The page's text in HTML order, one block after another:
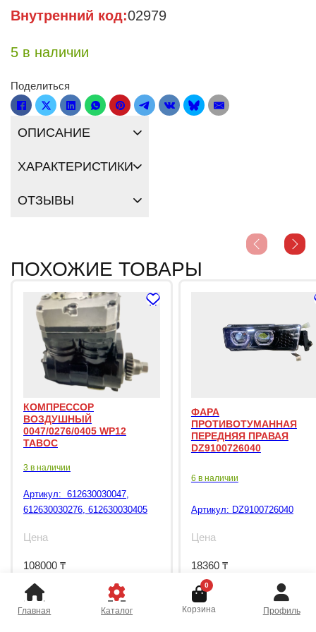
Внутренний код:02979
5 в наличии
Поделиться
ОПИСАНИЕ
ХАРАКТЕРИСТИКИ
ОТЗЫВЫ
ПОХОЖИЕ ТОВАРЫ
КОМПРЕССОР
ВОЗДУШНЫЙ
0047/0276/0405 WP12
TABOC
3 в наличии
Артикул: 612630030047,
612630030276, 612630030405
Цена
108000 ₸
ФАРА
ПРОТИВОТУМАННАЯ
ПЕРЕДНЯЯ ПРАВАЯ
DZ9100726040
6 в наличии
Артикул: DZ9100726040
Цена
18360 ₸
Главная Каталог
0
Корзина Профиль